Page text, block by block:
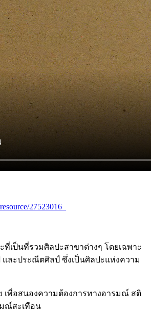
27523016
นที่รวมศิลปะสาขาต่างๆ โดยเฉพาะ
ละประณีตศิลป์ ซึ่งเป็นศิลปะแห่งความ
อสนองความต้องการทางอารมณ์ สติ
ณ์สะเทือน